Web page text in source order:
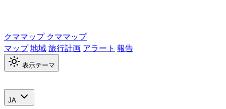
クママップ クママップ
マップ地域旅行計画 アラート 報告
表示テーマ
JA